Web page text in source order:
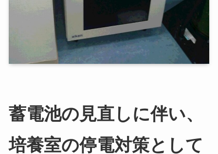
蓄電池の見直しに伴い、
培養室の停電対策として